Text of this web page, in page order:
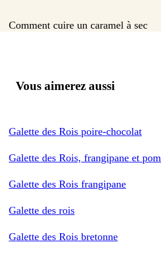
Comment cuire un caramel à sec
Vous aimerez aussi
Galette des Rois poire-chocolat
Galette des Rois, frangipane et
Galette des Rois frangipane
Galette des rois
Galette des Rois bretonne